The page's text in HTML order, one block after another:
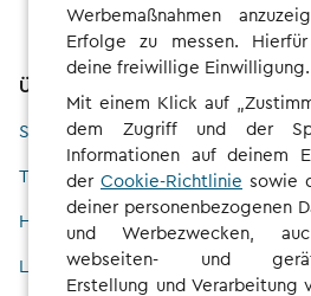
Überblick
Service
Tarife
Highlights
Ladenetz
Werbemaßnahmen
Erfolge zu messen.
deine freiwillige Einwilligung.
Mit einem Klick auf
dem Zugriff und der
Informationen auf deinem
der Cookie-Richtlinie sowie
deiner personenbezogenen
und Werbezwecken,
webseiten- und
Erstellung und Verarbeitung